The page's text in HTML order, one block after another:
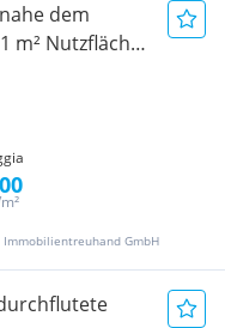
dem
m² Nutzfläche
Immobilientreuhand GmbH